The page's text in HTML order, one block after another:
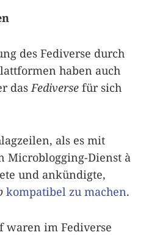
des Fediverse durch
haben auch
das Fediverse für sich
als es mit
Microblogging-Dienst à
und ankündigte,
kompatibel zu machen.
waren im Fediverse